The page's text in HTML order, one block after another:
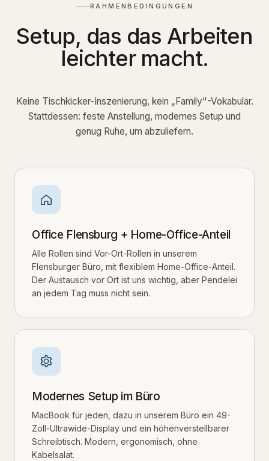
RAHMENBEDINGUNGEN
Setup, das das Arbeiten
leichter macht.
Keine Tischkicker-Inszenierung, kein „Family"-Vokabular.
Stattdessen: feste Anstellung, modernes Setup und
genug Ruhe, um abzuliefern.
Office Flensburg + Home-Office-Anteil
Alle Rollen sind Vor-Ort-Rollen in unserem
Flensburger Büro, mit flexiblem Home-Office-Anteil.
Der Austausch vor Ort ist uns wichtig, aber Pendelei
an jedem Tag muss nicht sein.
Modernes Setup im Büro
MacBook für jeden, dazu in unserem Büro ein 49-
Zoll-Ultrawide-Display und ein höhenverstellbarer
Schreibtisch. Modern, ergonomisch, ohne
Kabelsalat.